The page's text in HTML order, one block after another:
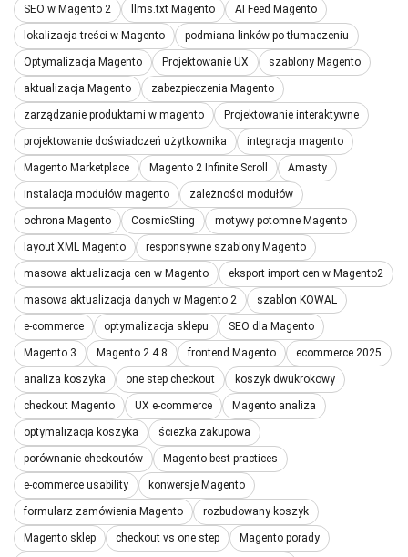
SEO w Magento 2 llms.txt Magento AI Feed Magento
lokalizacja treści w Magento podmiana linków po tłumaczeniu
Optymalizacja Magento Projektowanie UX szablony Magento
aktualizacja Magento zabezpieczenia Magento
zarządzanie produktami w magento Projektowanie interaktywne
projektowanie doświadczeń użytkownika integracja magento
Magento Marketplace Magento 2 Infinite Scroll Amasty
instalacja modułów magento zależności modułów
ochrona Magento CosmicSting motywy potomne Magento
layout XML Magento responsywne szablony Magento
masowa aktualizacja cen w Magento eksport import cen w Magento2
masowa aktualizacja danych w Magento 2 szablon KOWAL
e-commerce optymalizacja sklepu SEO dla Magento
Magento 3 Magento 2.4.8 frontend Magento ecommerce 2025
analiza koszyka one step checkout koszyk dwukrokowy
checkout Magento UX e-commerce Magento analiza
optymalizacja koszyka ścieżka zakupowa
porównanie checkoutów Magento best practices
e-commerce usability konwersje Magento
formularz zamówienia Magento rozbudowany koszyk
Magento sklep checkout vs one step Magento porady